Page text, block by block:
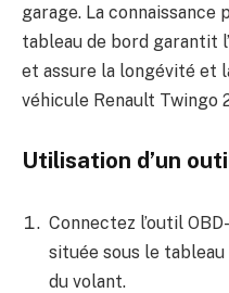
garage. La
tableau de bord garantit
et assure la longévité et
véhicule Renault Twingo
Utilisation d’un
Connectez l’outil
située sous le
du volant.